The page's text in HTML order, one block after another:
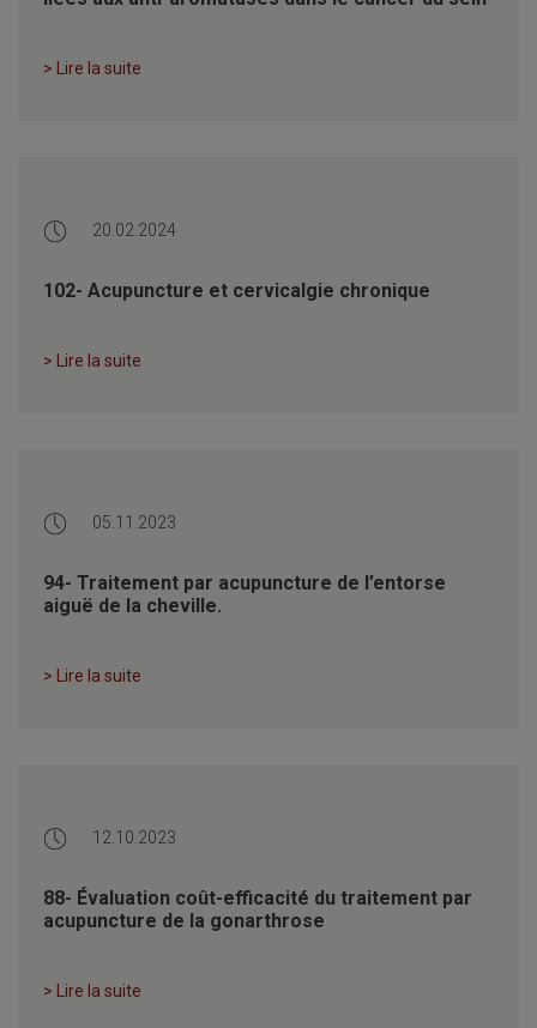
> Lire la suite
20.02.2024
102- Acupuncture et cervicalgie chronique
> Lire la suite
05.11.2023
94- Traitement par acupuncture de l’entorse
aiguë de la cheville.
> Lire la suite
12.10.2023
88- Évaluation coût-efficacité du traitement par
acupuncture de la gonarthrose
> Lire la suite